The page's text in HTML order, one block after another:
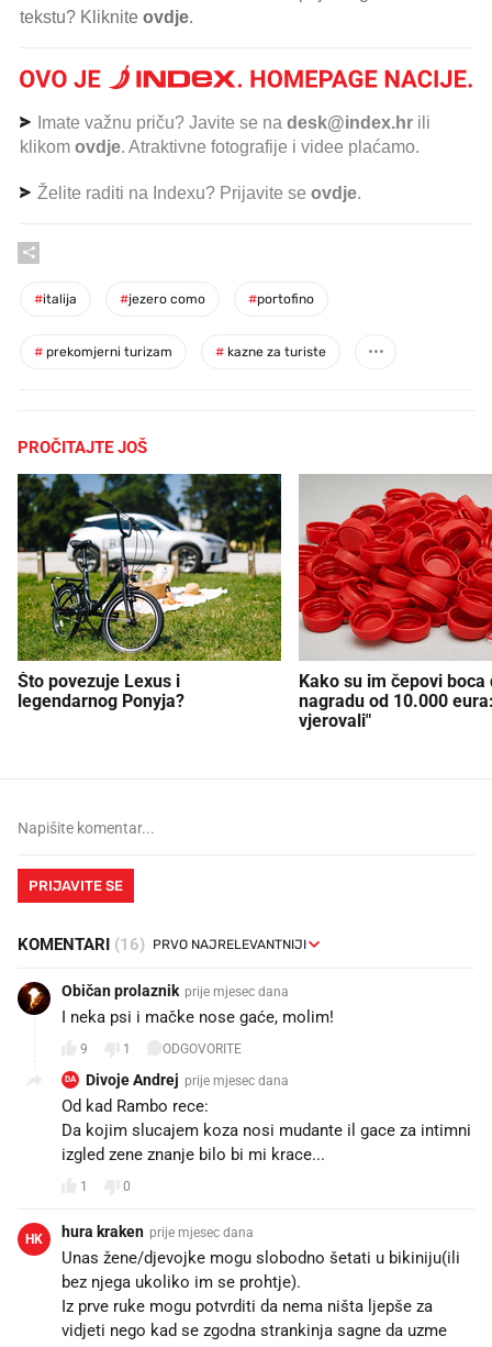
tekstu? Kliknite ovdje.
Imate važnu priču? Javite se na desk@index.hr ili
klikom ovdje. Atraktivne fotografije i videe plaćamo.
Želite raditi na Indexu? Prijavite se ovdje.
#italija #jezero como #portofino
# prekomjerni turizam # kazne za turiste
PROČITAJTE JOŠ
Što povezuje Lexus i
legendarnog Ponyja?
Kako su im čepovi boca
nagradu od 10.000
vjerovali"
PRIJAVITE SE
KOMENTARI (16)
Običan prolaznik prije mjesec dana
I neka psi i mačke nose gaće, molim!
9 1 ODGOVORITE
DA Divoje Andrej prije mjesec dana
Od kad Rambo rece:
Da kojim slucajem koza nosi mudante il gace za intimni
izgled zene znanje bilo bi mi krace...
1 0
HK hura kraken prije mjesec dana
Unas žene/djevojke mogu slobodno šetati u bikiniju(ili
bez njega ukoliko im se prohtje).
Iz prve ruke mogu potvrditi da nema ništa ljepše za
vidjeti nego kad se zgodna strankinja sagne da uzme